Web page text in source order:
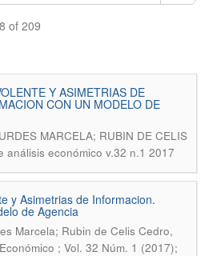
of 209
Y ASIMETRIAS DE
CON UN MODELO DE
MARCELA; RUBIN DE CELIS
análisis económico v.32 n.1 2017
y Asimetrias de Informacion.
de Agencia
Marcela; Rubin de Celis Cedro,
; Vol. 32 Núm. 1 (2017);